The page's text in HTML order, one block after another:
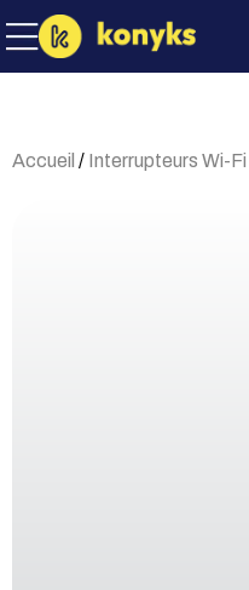
Accueil / Interrupteurs Wi-Fi